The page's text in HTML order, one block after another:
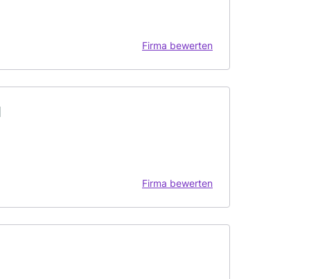
Firma bewerten
Firma bewerten